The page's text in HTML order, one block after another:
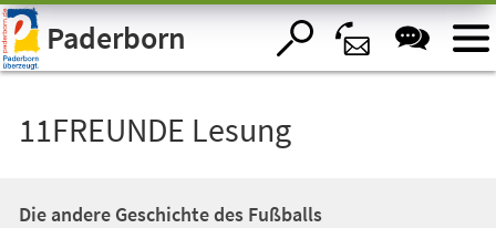
Visuelle
Assistenzsoftware
öffnen.Paderborn
11FREUNDE Lesung
Die andere Geschichte des Fußballs